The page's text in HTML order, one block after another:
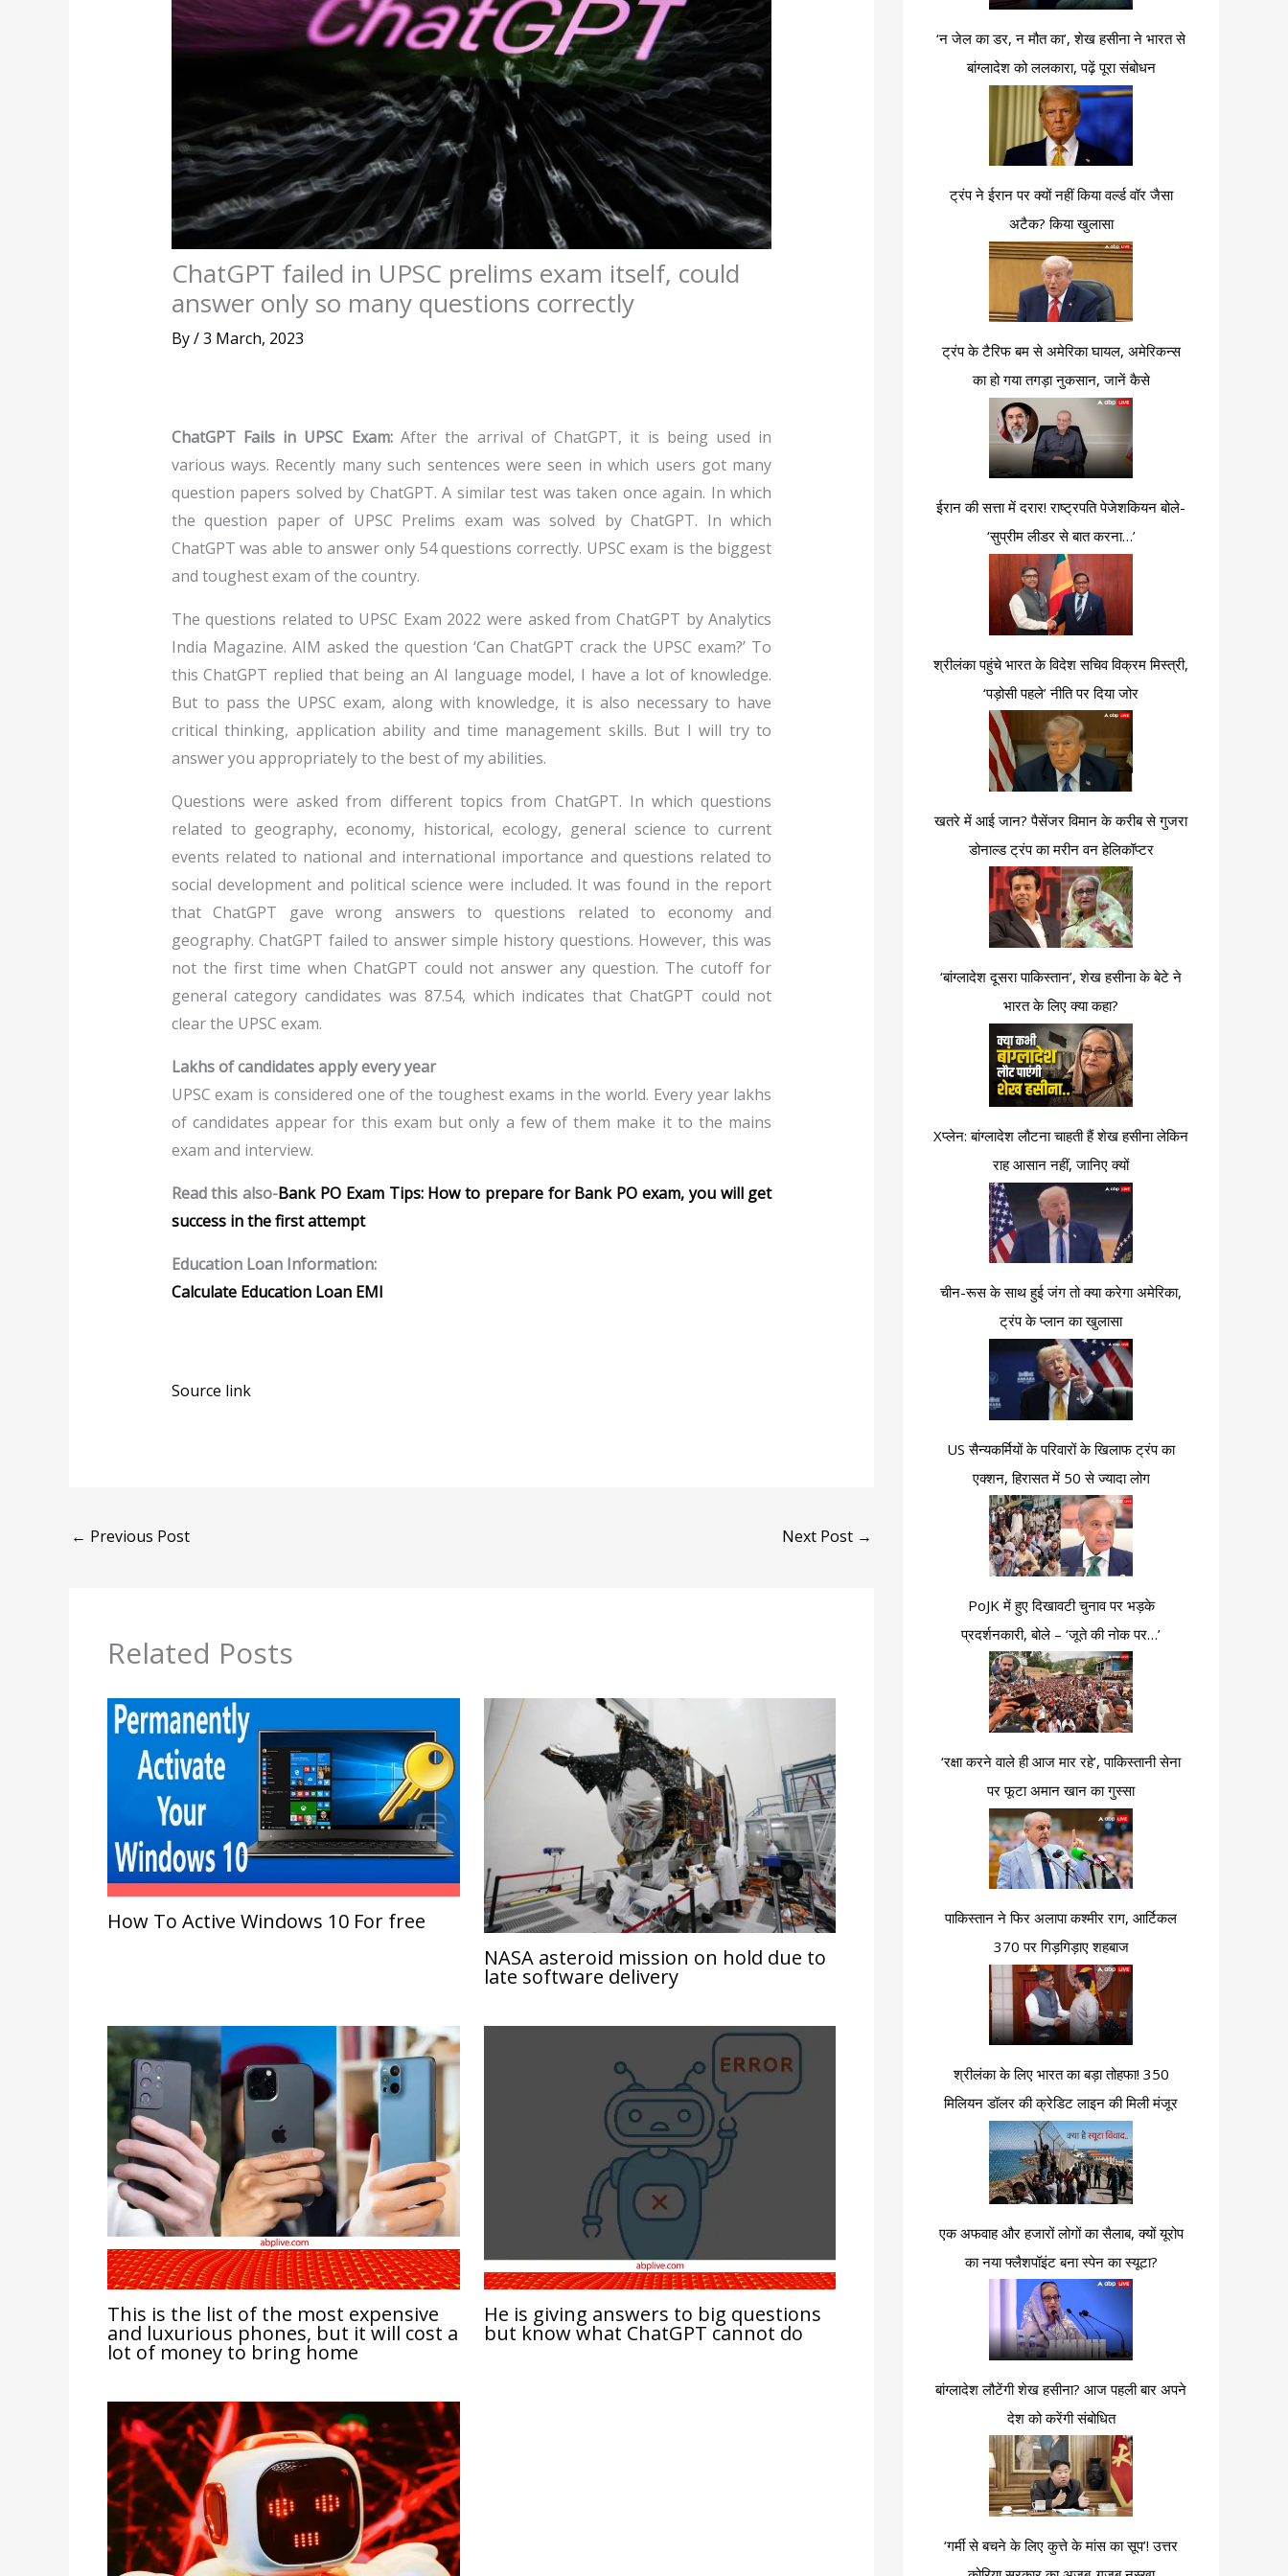
ChatGPT failed in UPSC prelims exam itself, could
answer only so many questions correctly
By/3 March, 2023
ChatGPT Fails in UPSC Exam:After the arrival of ChatGPT, it is being used in
various ways. Recently many such sentences were seen in which users got many
question papers solved by ChatGPT. A similar test was taken once again. In which
the question paper of UPSC Prelims exam was solved by ChatGPT. In which
ChatGPT was able to answer only 54 questions correctly. UPSC exam is the biggest
and toughest exam of the country.
The questions related to UPSC Exam 2022 were asked from ChatGPT by Analytics
India Magazine. AIM asked the question ‘Can ChatGPT crack the UPSC exam?’ To
this ChatGPT replied that being an AI language model, I have a lot of knowledge.
But to pass the UPSC exam, along with knowledge, it is also necessary to have
critical thinking, application ability and time management skills. But I will try to
answer you appropriately to the best of my abilities.
Questions were asked from different topics from ChatGPT. In which questions
related to geography, economy, historical, ecology, general science to current
events related to national and international importance and questions related to
social development and political science were included. It was found in the report
that ChatGPT gave wrong answers to questions related to economy and
geography. ChatGPT failed to answer simple history questions. However, this was
not the first time when ChatGPT could not answer any question. The cutoff for
general category candidates was 87.54, which indicates that ChatGPT could not
clear the UPSC exam.
Lakhs of candidates apply every year
UPSC exam is considered one of the toughest exams in the world. Every year lakhs
of candidates appear for this exam but only a few of them make it to the mains
exam and interview.
Read this also-Bank PO Exam Tips: How to prepare for Bank PO exam, you will get
success in the first attempt
Education Loan Information:
Calculate Education Loan EMI
Source link
← Previous Post Next Post →
Related Posts
How To Active Windows 10 For free
NASA asteroid mission on hold due to
late software delivery
This is the list of the most expensive
and luxurious phones, but it will cost a
lot of money to bring home
He is giving answers to big questions
but know what ChatGPT cannot do
‘न जेल का डर, न मौत का’, शेख हसीना ने भारत से
बांग्लादेश को ललकारा, पढ़ें पूरा संबोधन
ट्रंप ने ईरान पर क्यों नहीं किया वर्ल्ड वॉर जैसा
अटैक? किया खुलासा
ट्रंप के टैरिफ बम से अमेरिका घायल, अमेरिकन्स
का हो गया तगड़ा नुकसान, जानें कैसे
ईरान की सत्ता में दरार! राष्ट्रपति पेजेशकियन बोले-
‘सुप्रीम लीडर से बात करना…’
श्रीलंका पहुंचे भारत के विदेश सचिव विक्रम मिस्त्री,
‘पड़ोसी पहले’ नीति पर दिया जोर
खतरे में आई जान? पैसेंजर विमान के करीब से गुजरा
डोनाल्ड ट्रंप का मरीन वन हेलिकॉप्टर
‘बांग्लादेश दूसरा पाकिस्तान’, शेख हसीना के बेटे ने
भारत के लिए क्या कहा?
Xप्लेन: बांग्लादेश लौटना चाहती हैं शेख हसीना लेकिन
राह आसान नहीं, जानिए क्यों
चीन-रूस के साथ हुई जंग तो क्या करेगा अमेरिका,
ट्रंप के प्लान का खुलासा
US सैन्यकर्मियों के परिवारों के खिलाफ ट्रंप का
एक्शन, हिरासत में 50 से ज्यादा लोग
PoJK में हुए दिखावटी चुनाव पर भड़के
प्रदर्शनकारी, बोले – ‘जूते की नोक पर…’
‘रक्षा करने वाले ही आज मार रहे’, पाकिस्तानी सेना
पर फूटा अमान खान का गुस्सा
पाकिस्तान ने फिर अलापा कश्मीर राग, आर्टिकल
370 पर गिड़गिड़ाए शहबाज
श्रीलंका के लिए भारत का बड़ा तोहफा! 350
मिलियन डॉलर की क्रेडिट लाइन की मिली मंजूर
एक अफवाह और हजारों लोगों का सैलाब, क्यों यूरोप
का नया फ्लैशपॉइंट बना स्पेन का स्यूटा?
बांग्लादेश लौटेंगी शेख हसीना? आज पहली बार अपने
देश को करेंगी संबोधित
‘गर्मी से बचने के लिए कुत्ते के मांस का सूप’! उत्तर